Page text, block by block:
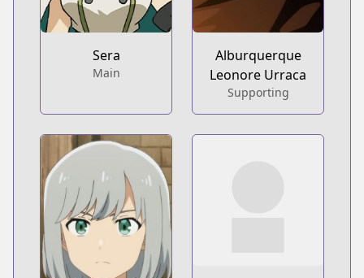
Sera
Main
Alburquerque
Leonore Urraca
Supporting